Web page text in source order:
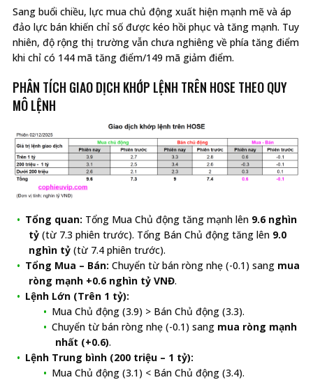
Sang buổi chiều, lực mua chủ động xuất hiện mạnh mẽ và áp
đảo lực bán khiến chỉ số được kéo hồi phục và tăng mạnh. Tuy
nhiên, độ rộng thị trường vẫn chưa nghiêng về phía tăng điểm
khi chỉ có 144 mã tăng điểm/149 mã giảm điểm.
PHÂN TÍCH GIAO DỊCH KHỚP LỆNH TRÊN HOSE THEO QUY
MÔ LỆNH
Tổng quan: Tổng Mua Chủ động tăng mạnh lên 9.6 nghìn
tỷ (từ 7.3 phiên trước). Tổng Bán Chủ động tăng lên 9.0
nghìn tỷ (từ 7.4 phiên trước).
Tổng Mua – Bán: Chuyển từ bán ròng nhẹ (-0.1) sang mua
ròng mạnh +0.6 nghìn tỷ VNĐ.
Lệnh Lớn (Trên 1 tỷ):
Mua Chủ động (3.9) > Bán Chủ động (3.3).
Chuyển từ bán ròng nhẹ (-0.1) sang mua ròng mạnh
nhất (+0.6).
Lệnh Trung bình (200 triệu – 1 tỷ):
Mua Chủ động (3.1) < Bán Chủ động (3.4).